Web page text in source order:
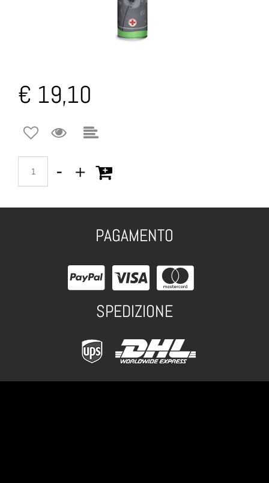
€ 19,10
PAGAMENTO
SPEDIZIONE